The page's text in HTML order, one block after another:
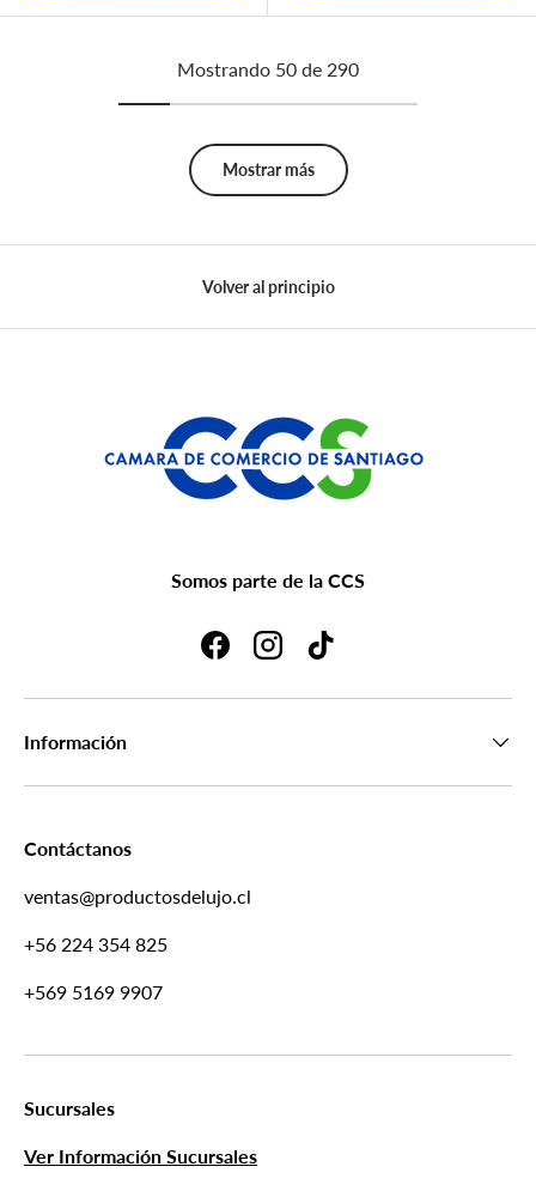
Mostrando 50 de 290
Mostrar más
Volver al principio
Somos parte de la CCS
FacebookInstagramTikTok
Información
Contáctanos
ventas@productosdelujo.cl
+56 224 354 825
+569 5169 9907
Sucursales
Ver Información Sucursales